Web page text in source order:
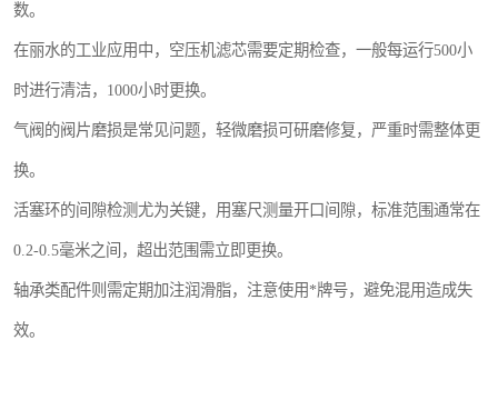
数。
在丽水的工业应用中，空压机滤芯需要定期检查，一般每运行500小
时进行清洁，1000小时更换。
气阀的阀片磨损是常见问题，轻微磨损可研磨修复，严重时需整体更
换。
活塞环的间隙检测尤为关键，用塞尺测量开口间隙，标准范围通常在
0.2-0.5毫米之间，超出范围需立即更换。
轴承类配件则需定期加注润滑脂，注意使用*牌号，避免混用造成失
效。